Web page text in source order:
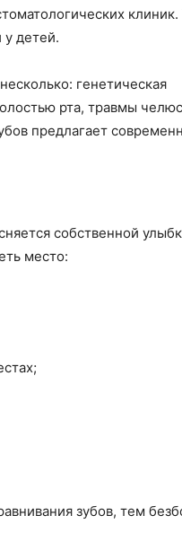
и
все
клиник.
у детей.
генетическая
рта, травмы
предлагает
собственной
место:
зубов, тем